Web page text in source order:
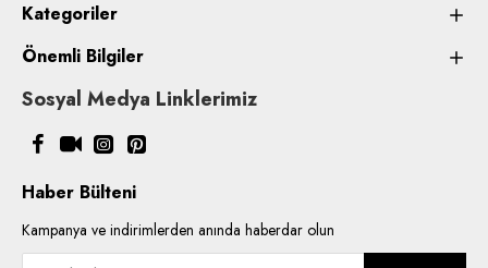
Kategoriler
Önemli Bilgiler
Sosyal Medya Linklerimiz
Haber Bülteni
Kampanya ve indirimlerden anında haberdar olun